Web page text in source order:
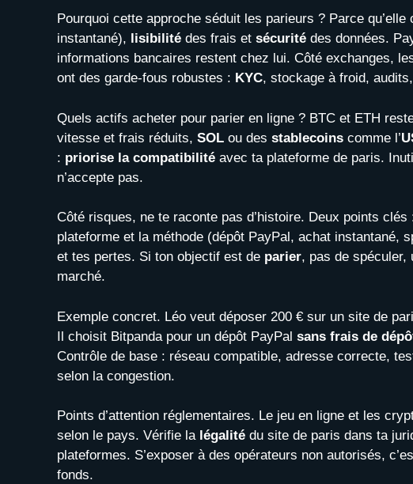
Pourquoi cette approche séduit les parieurs ? Parce
instantané),
lisibilité des frais et sécurité des données.
informations bancaires restent chez lui. Côté exchanges,
ont des garde-fous robustes : KYC, stockage à froid,
Quels actifs acheter pour parier en ligne ? BTC et ETH
vitesse et frais réduits, SOL ou des stablecoins comme l’
: priorise la compatibilité avec ta plateforme de paris.
n’accepte pas.
Côté risques, ne te raconte pas d’histoire. Deux points clés
plateforme et la méthode (dépôt PayPal, achat
et tes pertes. Si ton objectif est de parier, pas de spéculer,
marché.
Exemple concret. Léo veut déposer 200 € sur un site de
Il choisit Bitpanda pour un dépôt PayPal sans frais de
Contrôle de base : réseau compatible, adresse correcte,
selon la congestion.
Points d’attention réglementaires. Le jeu en ligne et les
selon le pays. Vérifie la légalité du site de paris dans ta
plateformes. S’exposer à des opérateurs non autorisés,
fonds.